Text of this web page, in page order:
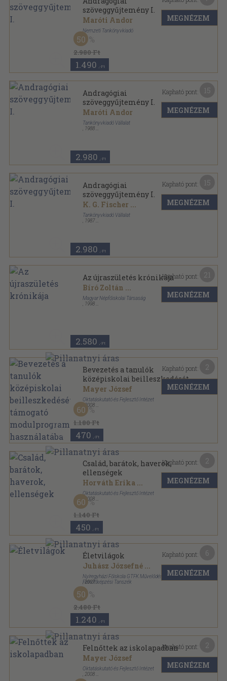
szöveggyűjtemény I.
Maróti Andor
Nemzeti Tankönyvkiadó
Ragasztott papírkötés
2.980 Ft
50
1.490 ,-Ft
MEGNÉZEM
Andragógiai
szöveggyűjtemény I.
Maróti Andor
Tankönyvkiadó Vállalat
1988
2.980 ,-Ft
Kapható pont:
MEGNÉZEM
Andragógiai
szöveggyűjtemény I.
K. G. Fischer ...
Tankönyvkiadó Vállalat
1987
2.980 ,-Ft
Kapható pont:
MEGNÉZEM
Az újraszületés krónikája
Bíró Zoltán ...
Magyar Népfőiskolai Társaság
1998
2.580 ,-Ft
Kapható pont:
MEGNÉZEM
Bevezetés a tanulók
középiskolai beilleszkedését
támogató modulprogramok
használatába
Mayer József
Oktatáskutató és Fejlesztő Intézet
2008
Tűzött kötés
1.180 Ft
60
470 ,-Ft
Kapható pont:
MEGNÉZEM
Család, barátok, haverok,
ellenségek
Horváth Erika ...
Oktatáskutató és Fejlesztő Intézet
, 2008
Tűzött kötés
1.140 Ft
60
450 ,-Ft
Kapható pont:
MEGNÉZEM
Életvilágok
Juhász Józsefné ...
Nyíregyházi Főiskola GTFK Művelődéstudományi és
Felnőttképzési Tanszék
,2007
Ragasztott papírkötés
2.480 Ft
50
1.240 ,-Ft
Kapható pont:
MEGNÉZEM
Felnőttek az iskolapadban
Mayer József
Oktatáskutató és Fejlesztő Intézet
2008
Tűzött kötés
Kapható pont:
MEGNÉZEM